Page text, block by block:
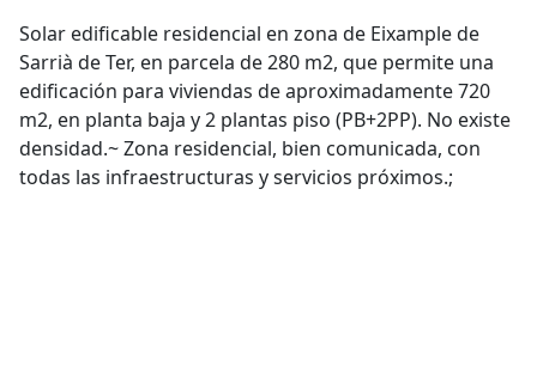
Solar edificable residencial en zona de Eixample de
Sarrià de Ter, en parcela de 280 m2, que permite una
edificación para viviendas de aproximadamente 720
m2, en planta baja y 2 plantas piso (PB+2PP). No existe
densidad.~ Zona residencial, bien comunicada, con
todas las infraestructuras y servicios próximos.;